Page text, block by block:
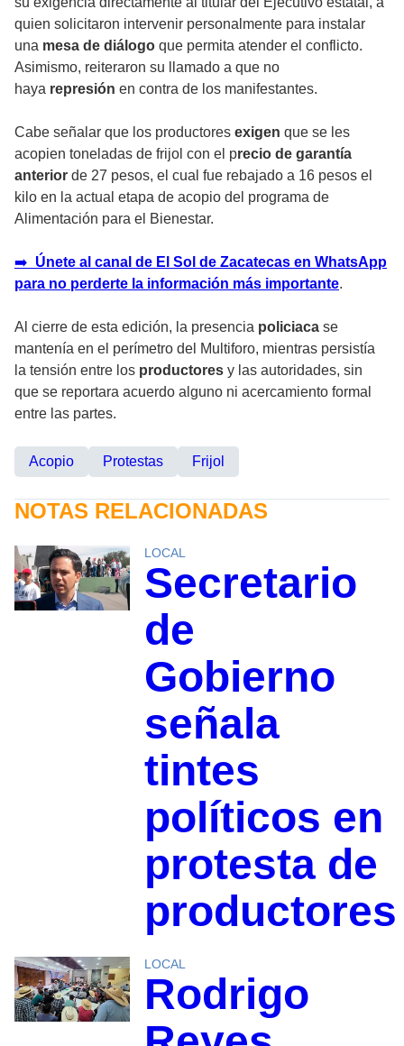
quien solicitaron intervenir personalmente para instalar
una mesa de diálogo que permita atender el conflicto.
Asimismo, reiteraron su llamado a que no
haya represión en contra de los manifestantes.
Cabe señalar que los productores exigen que se les
acopien toneladas de frijol con el precio de garantía
anterior de 27 pesos, el cual fue rebajado a 16 pesos el
kilo en la actual etapa de acopio del programa de
Alimentación para el Bienestar.
➡️ Únete al canal de El Sol de Zacatecas en WhatsApp
para no perderte la información más importante.
Al cierre de esta edición, la presencia policiaca se
mantenía en el perímetro del Multiforo, mientras persistía
la tensión entre los productores y las autoridades, sin
que se reportara acuerdo alguno ni acercamiento formal
entre las partes.
Acopio Protestas Frijol
NOTAS RELACIONADAS
LOCAL
Secretario
de
Gobierno
señala
tintes
políticos en
protesta de
productores
LOCAL
Rodrigo